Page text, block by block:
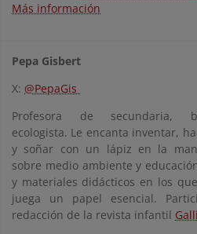
Más información
Pepa Gisbert
X: @PepaGis
Profesora de secundaria,
ecologista. Le encanta inventar,
y soñar con un lápiz en la
sobre medio ambiente y
y materiales didácticos en los
juega un papel esencial.
redacción de la revista infantil